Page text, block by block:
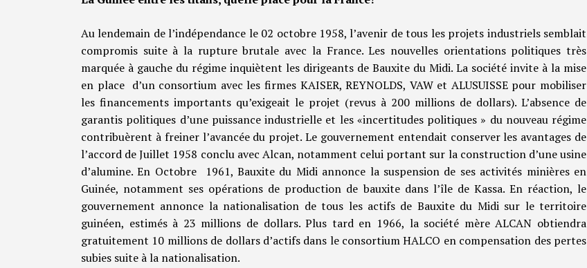
Au lendemain de l’indépendance le 02 octobre 1958, l’avenir de tous les projets industriels semblait
compromis suite à la rupture brutale avec la France. Les nouvelles orientations politiques très
marquée à gauche du régime inquiètent les dirigeants de Bauxite du Midi. La société invite à la mise
en place d’un consortium avec les firmes KAISER, REYNOLDS, VAW et ALUSUISSE pour mobiliser
les financements importants qu’exigeait le projet (revus à 200 millions de dollars). L’absence de
garantis politiques d’une puissance industrielle et les «incertitudes politiques » du nouveau régime
contribuèrent à freiner l’avancée du projet. Le gouvernement entendait conserver les avantages de
l’accord de Juillet 1958 conclu avec Alcan, notamment celui portant sur la construction d’une usine
d’alumine. En Octobre 1961, Bauxite du Midi annonce la suspension de ses activités minières en
Guinée, notamment ses opérations de production de bauxite dans l’île de Kassa. En réaction, le
gouvernement annonce la nationalisation de tous les actifs de Bauxite du Midi sur le territoire
guinéen, estimés à 23 millions de dollars. Plus tard en 1966, la société mère ALCAN obtiendra
gratuitement 10 millions de dollars d’actifs dans le consortium HALCO en compensation des pertes
subies suite à la nationalisation.